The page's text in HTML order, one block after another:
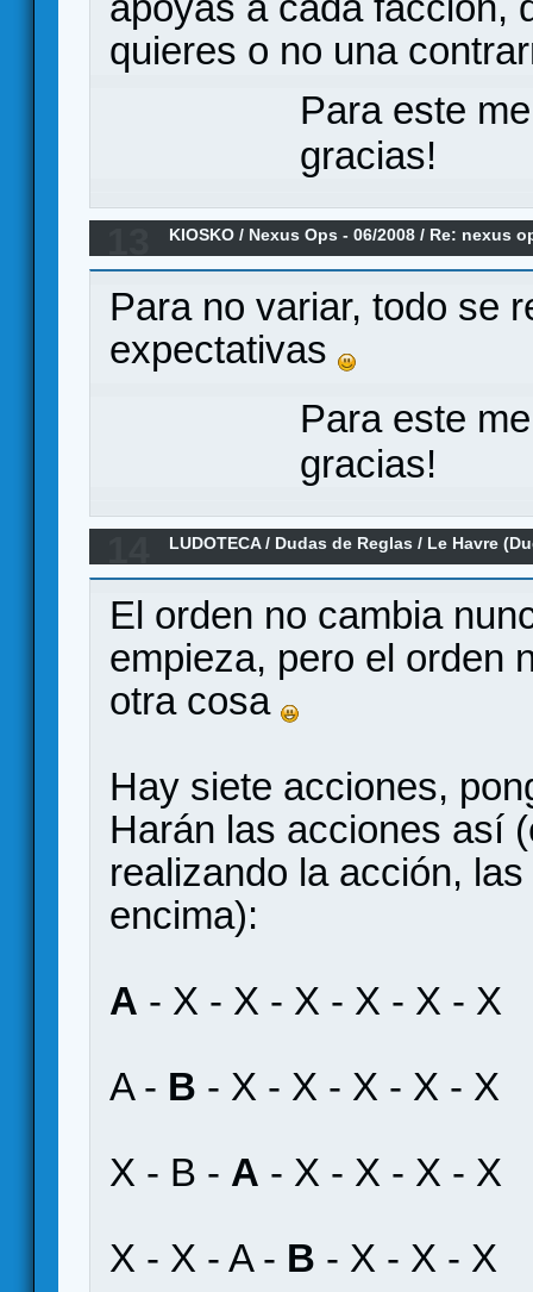
quieres o no una
Para este
gracias!
KIOSKO / Nexus Ops - 06/2008 / Re: nexus
Para no variar, todo se
expectativas
Para este
gracias!
LUDOTECA/ Dudas de Reglas / Le Havre
El orden no cambia
empieza, pero el orden
otra cosa
Hay siete acciones,
Harán las acciones así
realizando la acción,
encima):
A - X - X - X - X - X - X
A - B - X - X - X - X - X
X - B - A - X - X - X - X
X - X - A - B - X - X - X